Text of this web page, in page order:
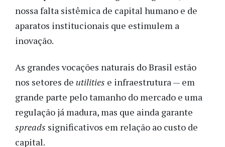
nossa falta sistêmica de capital humano e de
aparatos institucionais que estimulem a
inovação.
As grandes vocações naturais do Brasil estão
nos setores de utilities e infraestrutura — em
grande parte pelo tamanho do mercado e uma
regulação já madura, mas que ainda garante
spreads significativos em relação ao custo de
capital.